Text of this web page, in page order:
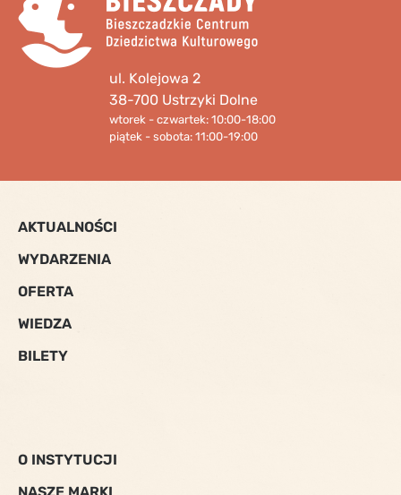
ul. Kolejowa 2
38-700 Ustrzyki Dolne
wtorek - czwartek: 10:00-18:00
piątek - sobota: 11:00-19:00
AKTUALNOŚCI
WYDARZENIA
OFERTA
WIEDZA
BILETY
O INSTYTUCJI